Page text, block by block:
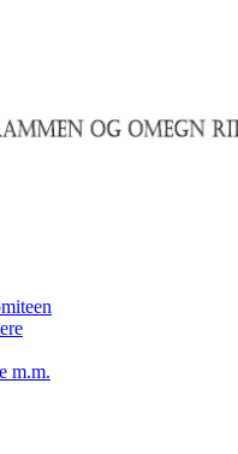
m.m.